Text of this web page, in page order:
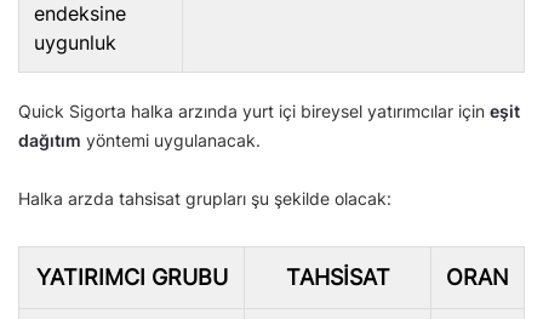
endeksine
uygunluk
Quick Sigorta halka arzında yurt içi bireysel yatırımcılar için eşit
dağıtım yöntemi uygulanacak.
Halka arzda tahsisat grupları şu şekilde olacak:
YATIRIMCI GRUBU TAHSISAT ORAN